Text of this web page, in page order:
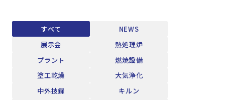
すべて
NEWS
展示会
熱処理炉
プラント
燃焼設備
塗工乾燥
大気浄化
中外技録
キルン